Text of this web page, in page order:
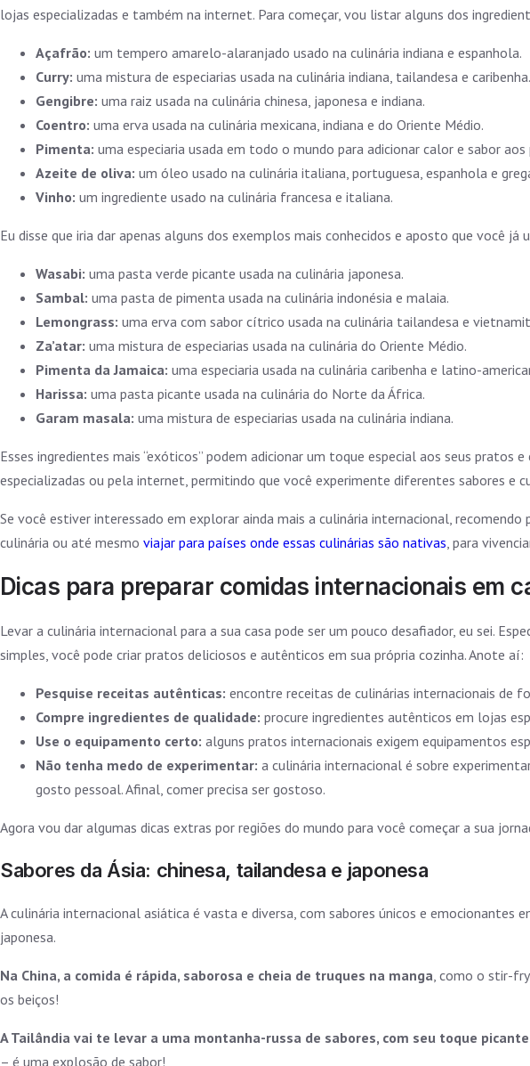
lojas especializadas e também na internet. Para começar, vou listar alguns dos
Açafrão: um tempero amarelo-alaranjado usado na culinária indiana e espanhola.
Curry: uma mistura de especiarias usada na culinária indiana, tailandesa e caribenha.
Gengibre: uma raiz usada na culinária chinesa, japonesa e indiana.
Coentro: uma erva usada na culinária mexicana, indiana e do Oriente Médio.
Pimenta: uma especiaria usada em todo o mundo para adicionar calor e sabor aos
Azeite de oliva: um óleo usado na culinária italiana, portuguesa, espanhola e
Vinho: um ingrediente usado na culinária francesa e italiana.
Eu disse que iria dar apenas alguns dos exemplos mais conhecidos e aposto que você
Wasabi: uma pasta verde picante usada na culinária japonesa.
Sambal: uma pasta de pimenta usada na culinária indonésia e malaia.
Lemongrass: uma erva com sabor cítrico usada na culinária tailandesa e
Za’atar: uma mistura de especiarias usada na culinária do Oriente Médio.
Pimenta da Jamaica: uma especiaria usada na culinária caribenha e latino-
Harissa: uma pasta picante usada na culinária do Norte da África.
Garam masala: uma mistura de especiarias usada na culinária indiana.
Esses ingredientes mais “exóticos” podem adicionar um toque especial aos seus
especializadas ou pela internet, permitindo que você experimente diferentes sabores e
Se você estiver interessado em explorar ainda mais a culinária internacional,
culinária ou até mesmo viajar para países onde essas culinárias são nativas , para
Dicas para preparar comidas internacionais em
Levar a culinária internacional para a sua casa pode ser um pouco desafiador, eu sei.
simples, você pode criar pratos deliciosos e autênticos em sua própria cozinha. Anote aí:
Pesquise receitas autênticas: encontre receitas de culinárias internacionais de
Compre ingredientes de qualidade: procure ingredientes autênticos em lojas
Use o equipamento certo: alguns pratos internacionais exigem equipamentos
Não tenha medo de experimentar: a culinária internacional é sobre
gosto pessoal. Afinal, comer precisa ser gostoso.
Agora vou dar algumas dicas extras por regiões do mundo para você começar a sua
Sabores da Ásia: chinesa, tailandesa e japonesa
A culinária internacional asiática é vasta e diversa, com sabores únicos e
japonesa.
Na China, a comida é rápida, saborosa e cheia de truques na manga , como o stir-
os beiços!
A Tailândia vai te levar a uma montanha-russa de sabores, com seu toque picante
– é uma explosão de sabor!